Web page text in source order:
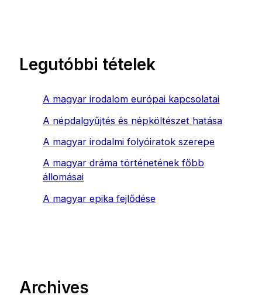
Legutóbbi tételek
A magyar irodalom európai kapcsolatai
A népdalgyűjtés és népköltészet hatása
A magyar irodalmi folyóiratok szerepe
A magyar dráma történetének főbb
állomásai
A magyar epika fejlődése
Archives